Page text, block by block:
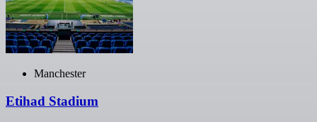
Manchester
Etihad Stadium